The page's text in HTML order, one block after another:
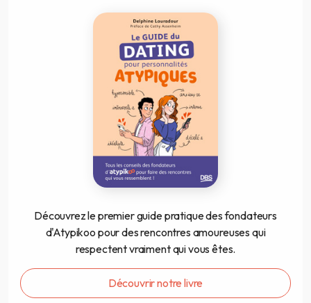
Découvrez le premier guide pratique des fondateurs
d'Atypikoo pour des rencontres amoureuses qui
respectent vraiment qui vous êtes.
Découvrir notre livre